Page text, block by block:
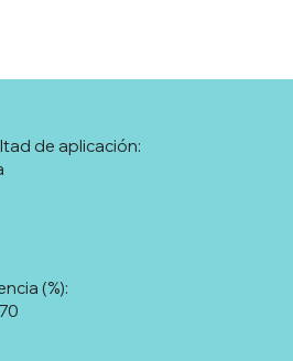
de aplicación:
(%):